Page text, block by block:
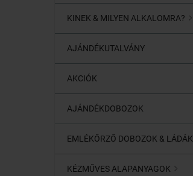
KINEK & MILYEN ALKALOMRA? 
AJÁNDÉKUTALVÁNY
AKCIÓK
AJÁNDÉKDOBOZOK
EMLÉKŐRZŐ DOBOZOK & LÁDÁK
KÉZMŰVES ALAPANYAGOK 